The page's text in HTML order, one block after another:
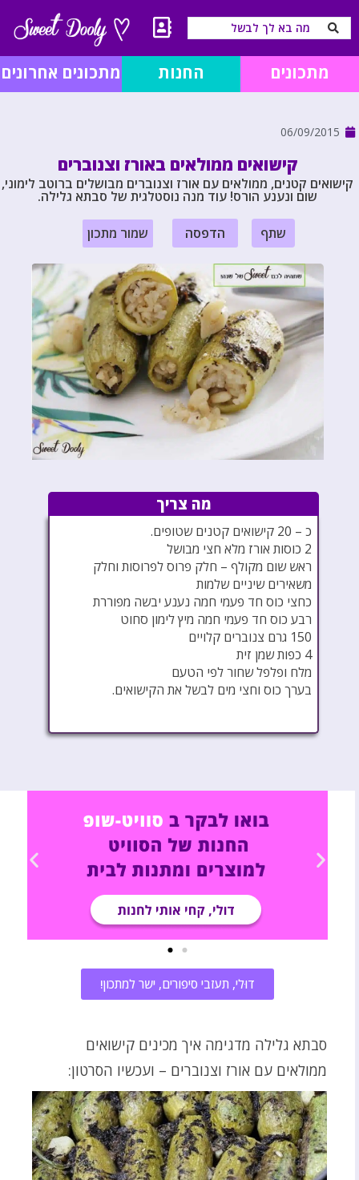
מתכונים החנות מתכונים אחרונים
06/09/2015
קישואים ממולאים באורז וצנוברים
קישואים קטנים, ממולאים עם אורז וצנוברים מבושלים ברוטב לימוני,
שום ונענע הורס! עוד מנה נוסטלגית של סבתא גלילה.
שתף הדפסה שמור מתכון
מה צריך
כ – 20 קישואים קטנים שטופים.
2 כוסות אורז מלא חצי מבושל
ראש שום מקולף – חלק פרוס לפרוסות וחלק
משאירים שיניים שלמות
כחצי כוס חד פעמי חמה נענע יבשה מפוררת
רבע כוס חד פעמי חמה מיץ לימון סחוט
150 גרם צנוברים קלויים
4 כפות שמן זית
מלח ופלפל שחור לפי הטעם
בערך כוס וחצי מים לבשל את הקישואים.
דוּלי, תעזבי סיפורים, ישר למתכון!
סבתא גלילה מדגימה איך מכינים קישואים
ממולאים עם אורז וצנוברים – ועכשיו הסרטון: